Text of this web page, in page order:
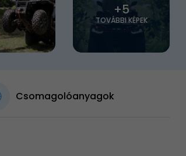
+5
TOVÁBBI KÉPEK
Csomagolóanyagok